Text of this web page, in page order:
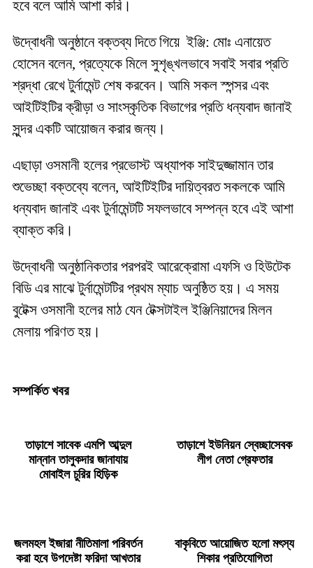
হবে বলে আমি আশা করি।
উদ্বোধনী অনুষ্ঠানে বক্তব্য দিতে গিয়ে ইঞ্জি: মোঃ এনায়েত
হোসেন বলেন, প্রত্যেকে মিলে সুশৃঙ্খলভাবে সবাই সবার প্রতি
শ্রদ্ধা রেখে টুর্নামেন্ট শেষ করবেন। আমি সকল স্পন্সর এবং
আইটিইটির ক্রীড়া ও সাংস্কৃতিক বিভাগের প্রতি ধন্যবাদ জানাই
সুন্দর একটি আয়োজন করার জন্য।
এছাড়া ওসমানী হলের প্রভোস্ট অধ্যাপক সাইদুজ্জামান তার
শুভেচ্ছা বক্তব্যে বলেন, আইটিইটির দায়িত্বরত সকলকে আমি
ধন্যবাদ জানাই এবং টুর্নামেন্টটি সফলভাবে সম্পন্ন হবে এই আশা
ব্যাক্ত করি।
উদ্বোধনী অনুষ্ঠানিকতার পরপরই আরেক্রোমা এফসি ও হিউটেক
বিডি এর মাঝে টুর্নামেন্টটির প্রথম ম্যাচ অনুষ্ঠিত হয়। এ সময়
বুটেক্স ওসমানী হলের মাঠ যেন টেক্সটাইল ইঞ্জিনিয়াদের মিলন
মেলায় পরিণত হয়।
সম্পর্কিত খবর
তাড়াশে সাবেক এমপি আব্দুল
মান্নান তালুকদার জানাযায়
মোবাইল চুরির হিড়িক
তাড়াশে ইউনিয়ন স্বেচ্ছাসেবক
লীগ নেতা গ্রেফতার
জলমহল ইজারা নীতিমালা পরিবর্তন
করা হবে উপদেষ্টা ফরিদা আখতার
বাকৃবিতে আয়োজিত হলো মৎস্য
শিকার প্রতিযোগিতা